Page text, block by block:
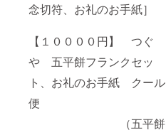
念切符、お礼のお手紙］
【１００００円】 つぐ
や 五平餅フランクセッ
ト、お礼のお手紙 クール
便
（五平餅